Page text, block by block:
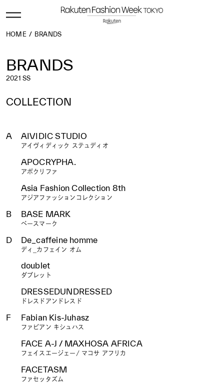
HOME BRANDS
BRANDS
2021 SS
COLLECTION
2022 A/W
2022 S/S 2021 A/W
2020 S/S
2019 A/W 2019 S/S
2015 S/S
2014 A/W
2012 A/W
2012 S/S
2007 A/W
2007 S/S 2006 A/W 2006 S/S
A AIVIDIC STUDIO
アイヴィディック ステュディオ
APOCRYPHA.
アポクリファ
Asia Fashion Collection 8th
アジアファッションコレクション
B BASE MARK
ベースマーク
D De_caffeine homme
ディ_カフェイン オム
doublet
ダブレット
DRESSEDUNDRESSED
ドレスドアンドレスド
F Fabian Kis-Juhasz
ファビアン キシュハス
FACE A-J / MAXHOSA AFRICA
フェイスエージェー/ マコサ アフリカ
FACETASM
ファセッタズム